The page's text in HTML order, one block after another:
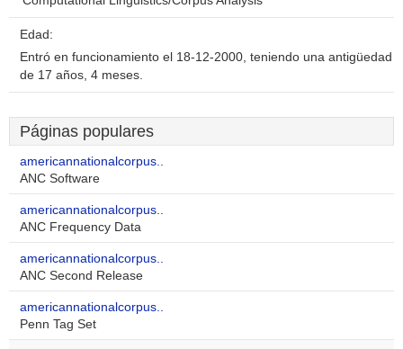
Edad:
Entró en funcionamiento el 18-12-2000, teniendo una antigüedad
de 17 años, 4 meses.
Páginas populares
americannationalcorpus..
ANC Software
americannationalcorpus..
ANC Frequency Data
americannationalcorpus..
ANC Second Release
americannationalcorpus..
Penn Tag Set